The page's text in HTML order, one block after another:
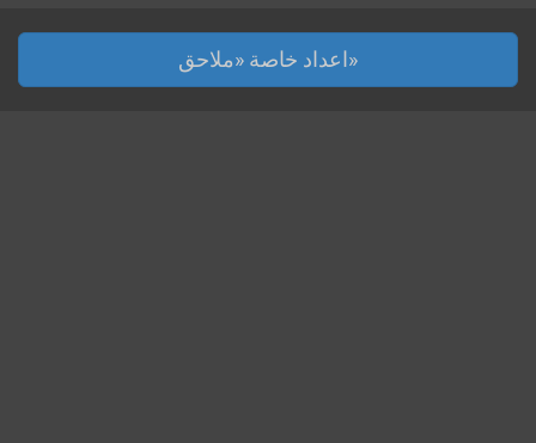
اعداد خاصة «ملاحق»